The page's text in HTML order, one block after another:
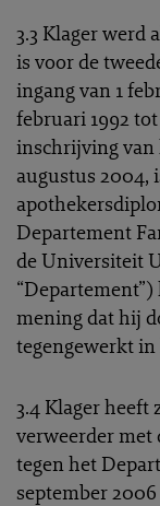
3.3 Klager werd
is voor de
ingang van 1
februari 1992
inschrijving van
augustus 2004,
Departement
de Universiteit
mening dat hij
tegengewerkt
3.4 Klager
verweerder met
tegen het
september